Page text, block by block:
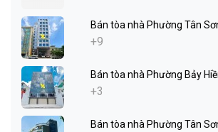
Bán tòa nhà Phường Tân
+9
Bán tòa nhà Phường Bảy
+3
Bán tòa nhà Phường Tân